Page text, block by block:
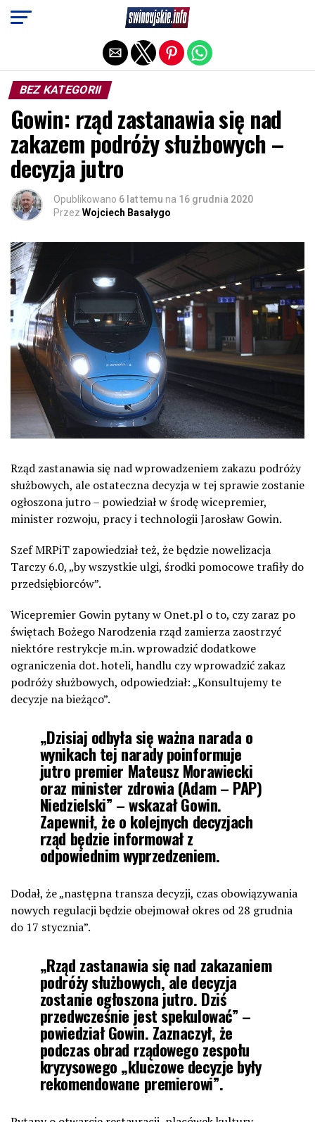
BEZ KATEGORII
Gowin: rząd zastanawia się nad
zakazem podróży służbowych –
decyzja jutro
Opublikowano 6 lat temu na 16 grudnia 2020
Przez Wojciech Basałygo
Rząd zastanawia się nad wprowadzeniem zakazu podróży
służbowych, ale ostateczna decyzja w tej sprawie zostanie
ogłoszona jutro – powiedział w środę wicepremier,
minister rozwoju, pracy i technologii Jarosław Gowin.
Szef MRPiT zapowiedział też, że będzie nowelizacja
Tarczy 6.0, „by wszystkie ulgi, środki pomocowe trafiły do
przedsiębiorców”.
Wicepremier Gowin pytany w Onet.pl o to, czy zaraz po
świętach Bożego Narodzenia rząd zamierza zaostrzyć
niektóre restrykcje m.in. wprowadzić dodatkowe
ograniczenia dot. hoteli, handlu czy wprowadzić zakaz
podróży służbowych, odpowiedział: „Konsultujemy te
decyzje na bieżąco”.
„Dzisiaj odbyła się ważna narada o
wynikach tej narady poinformuje
jutro premier Mateusz Morawiecki
oraz minister zdrowia (Adam – PAP)
Niedzielski” – wskazał Gowin.
Zapewnił, że o kolejnych decyzjach
rząd będzie informował z
odpowiednim wyprzedzeniem.
Dodał, że „następna transza decyzji, czas obowiązywania
nowych regulacji będzie obejmował okres od 28 grudnia
do 17 stycznia”.
„Rząd zastanawia się nad zakazaniem
podróży służbowych, ale decyzja
zostanie ogłoszona jutro. Dziś
przedwcześnie jest spekulować” –
powiedział Gowin. Zaznaczył, że
podczas obrad rządowego zespołu
kryzysowego „kluczowe decyzje były
rekomendowane premierowi”.
Exit mobile version